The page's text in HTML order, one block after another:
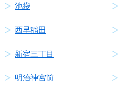
池袋
西早稲田
新宿三丁目
明治神宮前